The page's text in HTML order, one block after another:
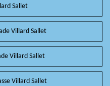
Sallet
Villard Sallet
Villard Sallet
Villard Sallet